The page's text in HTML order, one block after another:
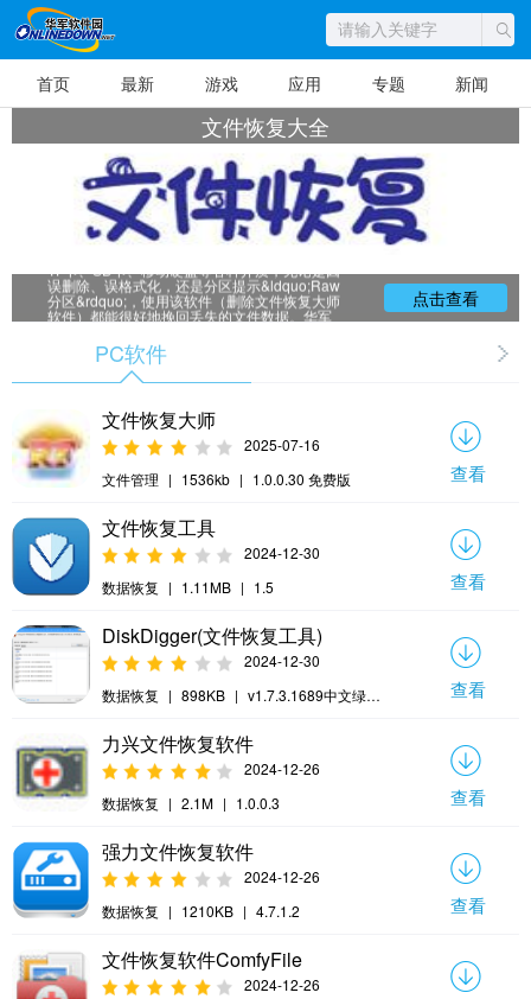
首页 最新 游戏 应用 专题 新闻
文件恢复大全
文件恢复大全，可以有效地恢复各种介
质、各种情况下丢失的文件，包括硬盘、U盘、
误删除、误格式化，还是分区提示&ldquo;Raw
分区&rdquo;，使用该软件（删除文件恢复大师
软件）都能很好地挽回丢失的文件数据。华军
小编给大家整理推荐了各类免费的文件恢复大
全软件，赶快来下载吧！
点击查看
PC软件
文件恢复大师
2025-07-16
文件管理 | 1536kb | 1.0.0.30 免费版 查看
文件恢复工具
2024-12-30
数据恢复 | 1.11MB | 1.5 查看
DiskDigger(文件恢复工具)
2024-12-30
数据恢复 | 898KB | v1.7.3.1689中文绿色
版版
查看
力兴文件恢复软件
2024-12-26
数据恢复 | 2.1M | 1.0.0.3 查看
强力文件恢复软件
2024-12-26
数据恢复 | 1210KB | 4.7.1.2 查看
文件恢复软件ComfyFile
2024-12-26